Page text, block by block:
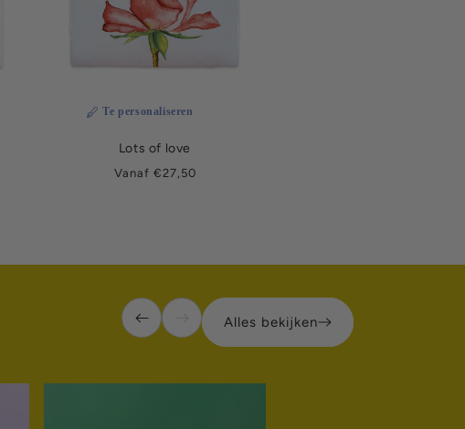
Te personaliseren
Lots of love
Normale
Vanaf €27,50
Alles bekijken